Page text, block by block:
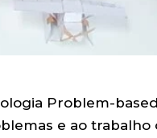
Problem-
e ao